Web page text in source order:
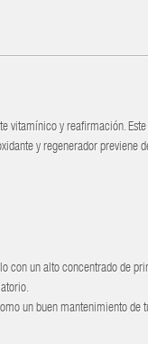
vitamínico y reafirmación.
y regenerador previene
con un alto concentrado de
un buen mantenimiento de